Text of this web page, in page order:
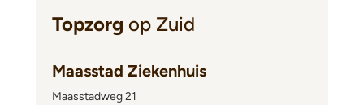
Topzorg op Zuid
Maasstad Ziekenhuis
Maasstadweg 21